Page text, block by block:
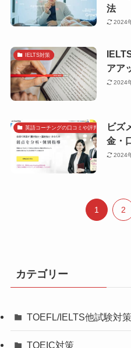
法
2024
IELTS対策
アア
2024
英語コーチングの口コミや評判で探すビズ
金・
2024
1 2
カテゴリー
TOEFL/IELTS他試験対策
TOEIC対策